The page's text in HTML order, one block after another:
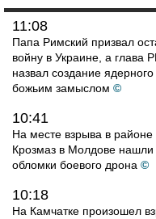
11:08
Папа Римский призвал
войну в Украине, а глава
назвал создание
божьим замыслом ©
10:41
На месте взрыва в районе
Крозмаз в Молдове нашли
обломки боевого дрона ©
10:18
На Камчатке произошел